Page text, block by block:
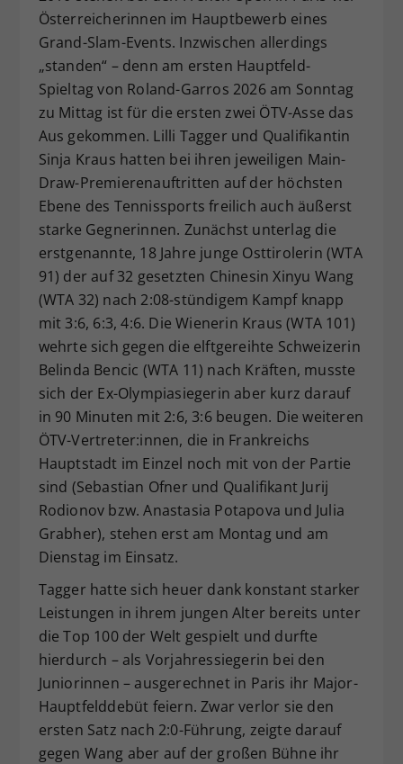
Österreicherinnen im Hauptbewerb eines
Grand-Slam-Events. Inzwischen allerdings
„standen“ – denn am ersten Hauptfeld-
Spieltag von Roland-Garros 2026 am Sonntag
zu Mittag ist für die ersten zwei ÖTV-Asse das
Aus gekommen. Lilli Tagger und Qualifikantin
Sinja Kraus hatten bei ihren jeweiligen Main-
Draw-Premierenauftritten auf der höchsten
Ebene des Tennissports freilich auch äußerst
starke Gegnerinnen. Zunächst unterlag die
erstgenannte, 18 Jahre junge Osttirolerin (WTA
91) der auf 32 gesetzten Chinesin Xinyu Wang
(WTA 32) nach 2:08-stündigem Kampf knapp
mit 3:6, 6:3, 4:6. Die Wienerin Kraus (WTA 101)
wehrte sich gegen die elftgereihte Schweizerin
Belinda Bencic (WTA 11) nach Kräften, musste
sich der Ex-Olympiasiegerin aber kurz darauf
in 90 Minuten mit 2:6, 3:6 beugen. Die weiteren
ÖTV-Vertreter:innen, die in Frankreichs
Hauptstadt im Einzel noch mit von der Partie
sind (Sebastian Ofner und Qualifikant Jurij
Rodionov bzw. Anastasia Potapova und Julia
Grabher), stehen erst am Montag und am
Dienstag im Einsatz.
Tagger hatte sich heuer dank konstant starker
Leistungen in ihrem jungen Alter bereits unter
die Top 100 der Welt gespielt und durfte
hierdurch – als Vorjahressiegerin bei den
Juniorinnen – ausgerechnet in Paris ihr Major-
Hauptfelddebüt feiern. Zwar verlor sie den
ersten Satz nach 2:0-Führung, zeigte darauf
gegen Wang aber auf der großen Bühne ihr
Zweck
Dieser Wert speichert Ihre Consent-
Einstellungen. Unter anderem eine
zufällig generierte ID, für die
historische Speicherung Ihrer
vorgenommen Einstellungen, falls der
Webseiten-Betreiber dies eingestellt
hat.